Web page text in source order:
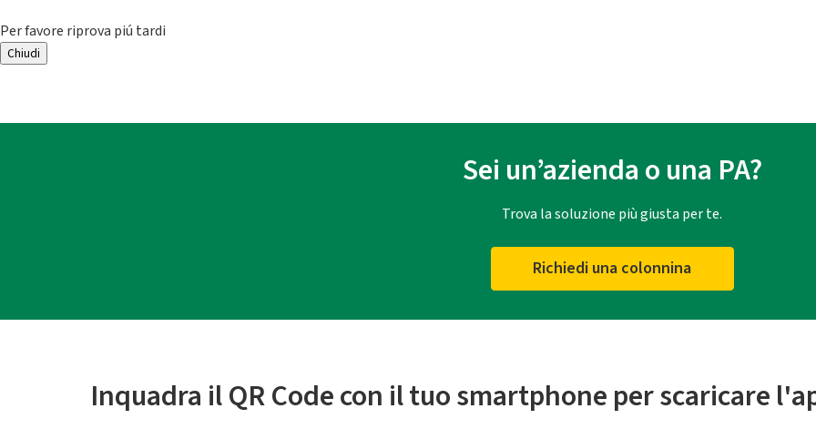
Per favore riprova piú tardi
Chiudi
Sei un’azienda o una PA?
Trova la soluzione più giusta per te.
Richiedi una colonnina
Inquadra il QR Code con il tuo smartphone per scaricare